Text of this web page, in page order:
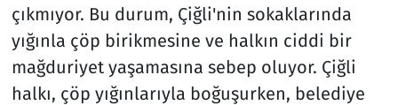
çıkmıyor. Bu durum, Çiğli'nin sokaklarında
yığınla çöp birikmesine ve halkın ciddi bir
mağduriyet yaşamasına sebep oluyor. Çiğli
halkı, çöp yığınlarıyla boğuşurken, belediye